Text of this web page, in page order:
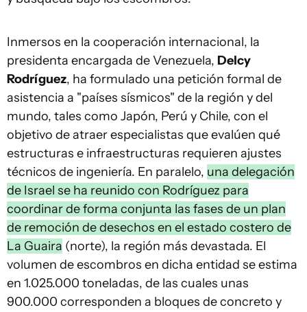
Inmersos en la cooperación internacional, la
presidenta encargada de Venezuela, Delcy
Rodríguez, ha formulado una petición formal de
asistencia a "países sísmicos" de la región y del
mundo, tales como Japón, Perú y Chile, con el
objetivo de atraer especialistas que evalúen qué
estructuras e infraestructuras requieren ajustes
técnicos de ingeniería. En paralelo, una delegación
de Israel se ha reunido con Rodríguez para
coordinar de forma conjunta las fases de un plan
de remoción de desechos en el estado costero de
La Guaira (norte), la región más devastada. El
volumen de escombros en dicha entidad se estima
en 1.025.000 toneladas, de las cuales unas
900.000 corresponden a bloques de concreto y